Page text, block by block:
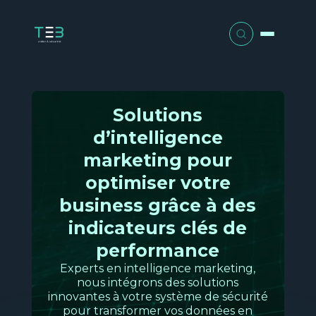
Gestion optimisée
Pour vous aider dans votre gestion au
quotidien et vos planifications de
ressources.
Découvrir
Intelligence marketing
Pour optimiser vos décisions
commerciales et opérationnelles grâce
Nos services
Audit et conseil
Intégration et conception
Installation et déploiement
Maintenance et SAV
Votre activité
Qui sommes-nous ?
Actualités
Contact
Solutions
d’intelligence
marketing pour
optimiser votre
business grâce à des
indicateurs clés de
performance
Experts en intelligence marketing,
nous intégrons des solutions
innovantes à votre système de sécurité
pour transformer vos données en